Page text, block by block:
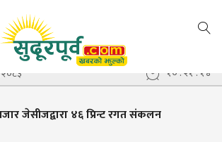
२०८३ १० : २१ : १५
जेसीजद्वारा ४६ प्रिन्ट रगत संकलन